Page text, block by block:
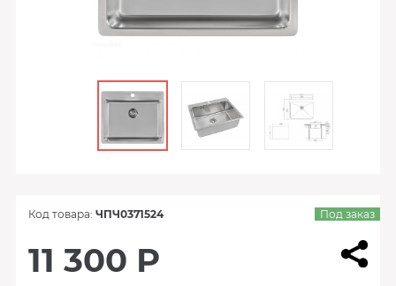
Код товара: ЧПЧ0371524 Под заказ
11 300 Р